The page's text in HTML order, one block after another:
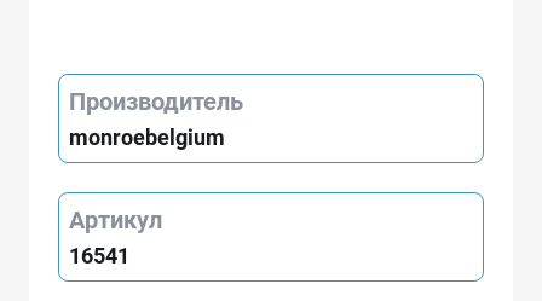
Производитель
monroebelgium
Артикул
16541